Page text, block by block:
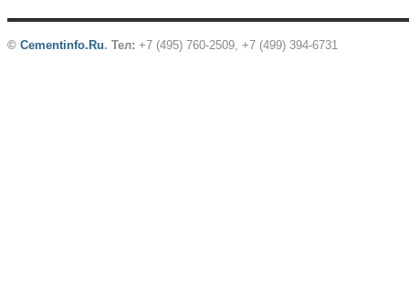
© Cementinfo.Ru. Тел: +7 (495) 760-2509, +7 (499) 394-6731